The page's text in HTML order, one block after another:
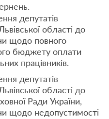
депутатів
області до
щодо повного
бюджету оплати
працівників.
депутатів
області до
Ради України,
щодо недопустимості